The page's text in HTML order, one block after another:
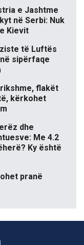
e Jashtme
në Serbi: Nuk
Kievit
të Luftës
sipërfaqe
flakët
kërkohet
dhe
Me 4.2
Ky është
pranë